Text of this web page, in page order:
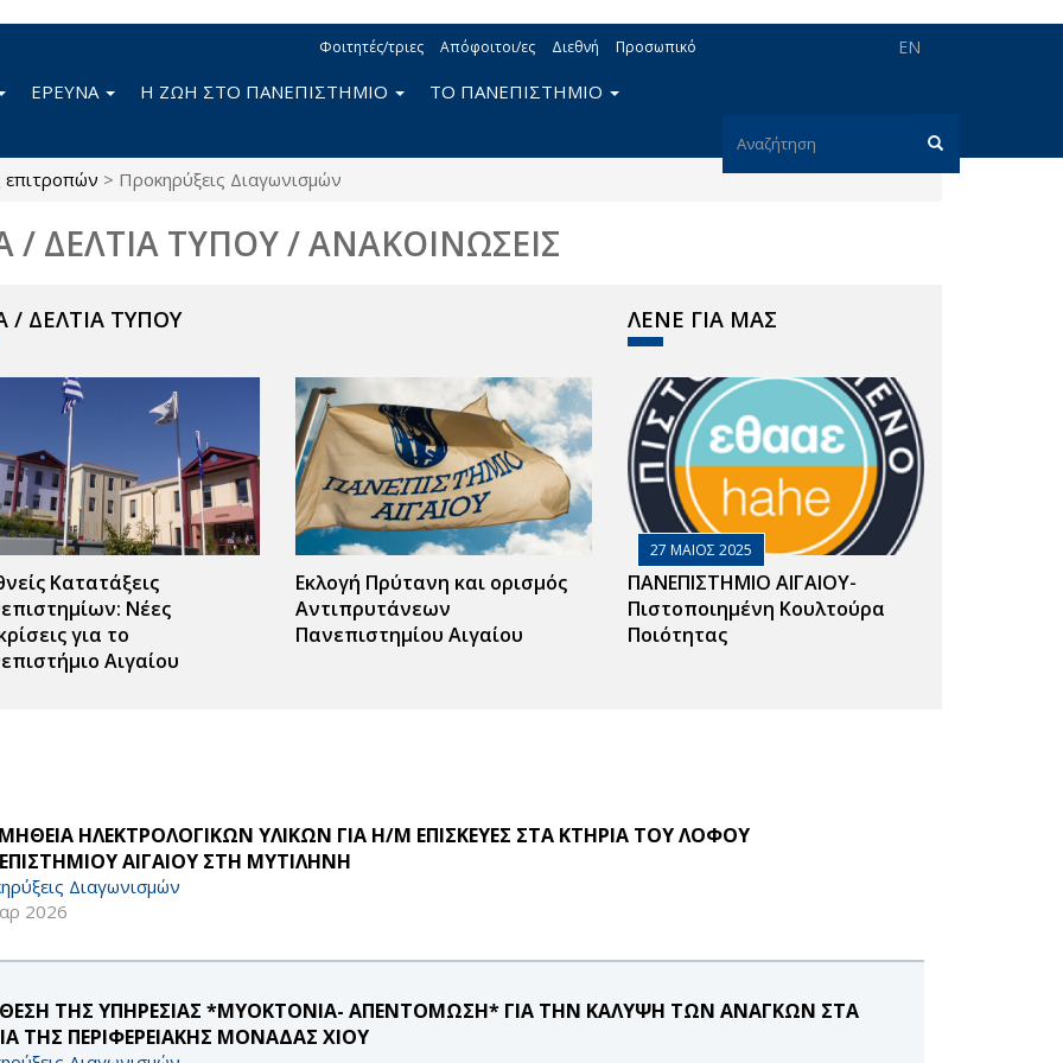
EN
Φοιτητές/τριες Απόφοιτοι/ες Διεθνή Προσωπικό
Φόρμα
ΕΡΕΥΝΑ Η ΖΩΗ ΣΤΟ ΠΑΝΕΠΙΣΤΗΜΙΟ ΤΟ ΠΑΝΕΠΙΣΤΗΜΙΟ
επιτροπών > Προκηρύξεις Διαγωνισμών
/ ΔΕΛΤΙΑ ΤΥΠΟΥ / ΑΝΑΚΟΙΝΩΣΕΙΣ
/ ΔΕΛΤΙΑ ΤΥΠΟΥ
Κατατάξεις
Νέες
για το
Αιγαίου
Εκλογή Πρύτανη και ορισμός
Αντιπρυτάνεων
Πανεπιστημίου Αιγαίου
ΛΕΝΕ ΓΙΑ ΜΑΣ
27 ΜΑΙΟΣ 2025
ΠΑΝΕΠΙΣΤΗΜΙΟ ΑΙΓΑΙΟΥ-
Πιστοποιημένη Κουλτούρα
Ποιότητας
ΗΛΕΚΤΡΟΛΟΓΙΚΩΝ ΥΛΙΚΩΝ ΓΙΑ Η/Μ ΕΠΙΣΚΕΥΕΣ ΣΤΑ ΚΤΗΡΙΑ ΤΟΥ ΛΟΦΟΥ
ΑΙΓΑΙΟΥ ΣΤΗ ΜΥΤΙΛΗΝΗ
Διαγωνισμών
2026
ΤΗΣ ΥΠΗΡΕΣΙΑΣ *ΜΥΟΚΤΟΝΙΑ- ΑΠΕΝΤΟΜΩΣΗ* ΓΙΑ ΤΗΝ ΚΑΛΥΨΗ ΤΩΝ ΑΝΑΓΚΩΝ ΣΤΑ
ΤΗΣ ΠΕΡΙΦΕΡΕΙΑΚΗΣ ΜΟΝΑΔΑΣ ΧΙΟΥ